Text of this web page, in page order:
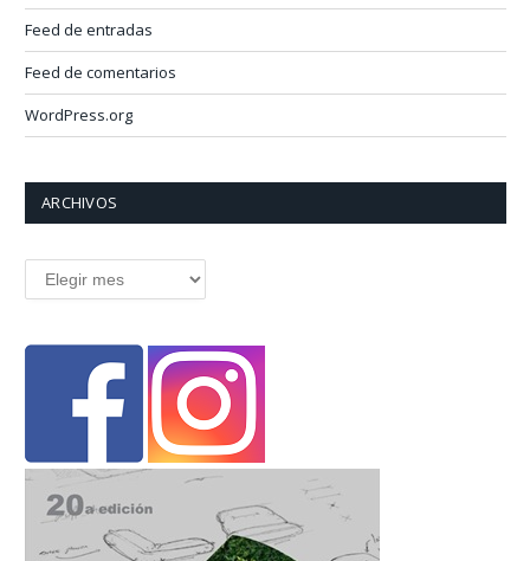
Feed de entradas
Feed de comentarios
WordPress.org
ARCHIVOS
Archivos